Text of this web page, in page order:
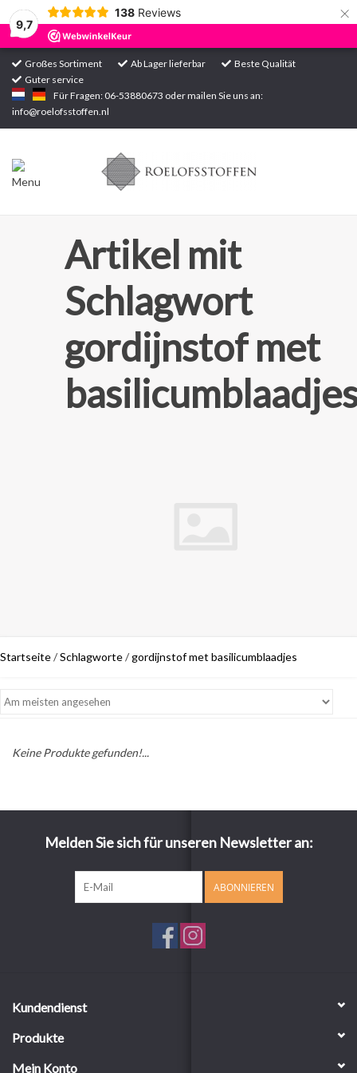
9,7
138 Reviews ×
Großes Sortiment Ab Lager lieferbar
Beste Qualität
Guter service
Für Fragen: 06-53880673 oder mailen Sie uns an:
info@roelofsstoffen.nl
Startseite
Sortiment
Artikel mit
Schlagwort
gordijnstof met
Startseite/Schlagworte/gordijnstof met basilicumblaadjes
Keine Produkte gefunden!...
Melden Sie sich für unseren Newsletter an:
ABONNIEREN
Kundendienst
Produkte
Mein Konto